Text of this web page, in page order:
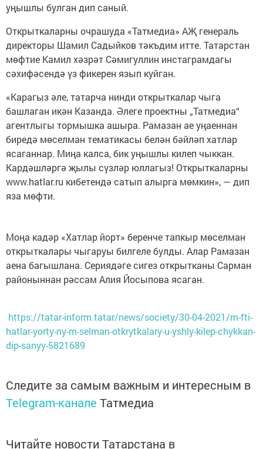
уңышлы булган дип саный.
Открыткаларны очрашуда «Татмедиа» АҖ генераль
директоры Шамил Садыйков тәкъдим итте. Татарстан
мөфтие Камил хәзрәт Сәмигуллин инстаграмдагы
сәхифәсендә үз фикерен язып куйган.
«Карагыз әле, татарча нинди открыткалар чыга
башлаган икән Казанда. Әлеге проектны „Татмедиа“
агентлыгы тормышка ашыра. Рамазан ае уңаеннан
биредә мөселман тематикасы белән бәйләп хатлар
ясаганнар. Миңа калса, бик уңышлы килеп чыккан.
Кардәшләргә җылы сүзләр юллагыз! Открыткаларны
www.hatlar.ru кибетендә сатып алырга мөмкин», — дип
яза мөфти.
Моңа кадәр «Хатлар йорт» беренче тапкыр мөселман
открыткалары чыгаруы билгеле булды. Алар Рамазан
аена багышлана. Сериядәге сигез открытканы Сарман
районыннан рәссам Алия Йосыпова ясаган.
https://tatar-inform.tatar/news/society/30-04-2021/m-fti-
hatlar-yorty-ny-m-selman-otkrytkalary-u-yshly-kilep-chykkan-
dip-sanyy-5821689
Следите за самым важным и интересным в
Telegram-канале Татмедиа
Читайте новости Татарстана в